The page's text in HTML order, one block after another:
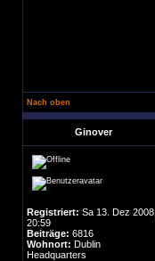
Nach oben
Ginover
Registriert: Sa 13. Dez 2008,
20:59
Beiträge: 6816
Wohnort: Dublin
Headquarters